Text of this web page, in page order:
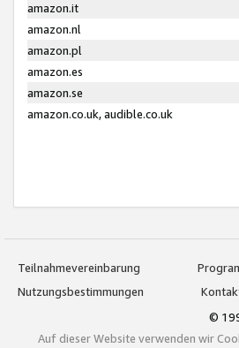
amazon.it
amazon.nl
amazon.pl
amazon.es
amazon.se
amazon.co.uk, audible.co.uk
Teilnahmevereinbarung
Nutzungsbestimmungen
©
Auf dieser Website verwenden wir